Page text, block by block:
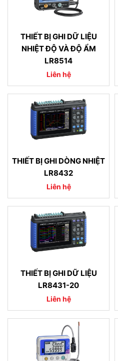
THIẾT BỊ GHI DỮ LIỆU
NHIỆT ĐỘ VÀ ĐỘ ẨM
LR8514
Liên hệ
THIẾT BỊ GHI DÒNG NHIỆT
LR8432
Liên hệ
THIẾT BỊ GHI DỮ LIỆU
LR8431-20
Liên hệ